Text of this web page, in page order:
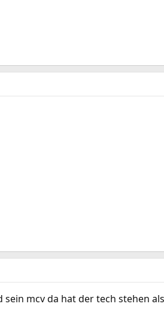
mcv da hat der tech stehen